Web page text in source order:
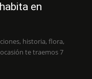
en
historia, flora,
te traemos 7